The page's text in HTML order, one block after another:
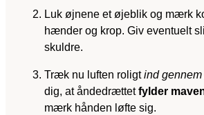
Luk øjnene et øjeblik og mærk
hænder og krop. Giv eventuelt
skuldre.
Træk nu luften roligtind
dig, at åndedrættetfylder
mærk hånden løfte sig.